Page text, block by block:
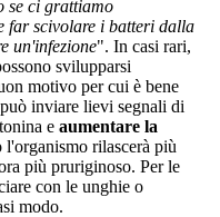
se ci grattiamo
far scivolare i batteri dalla
un'infezione". In casi rari,
svilupparsi
motivo per cui è bene
inviare lievi segnali di
e aumentare la
l'organismo rilascerà più
più pruriginoso. Per le
con le unghie o
modo.